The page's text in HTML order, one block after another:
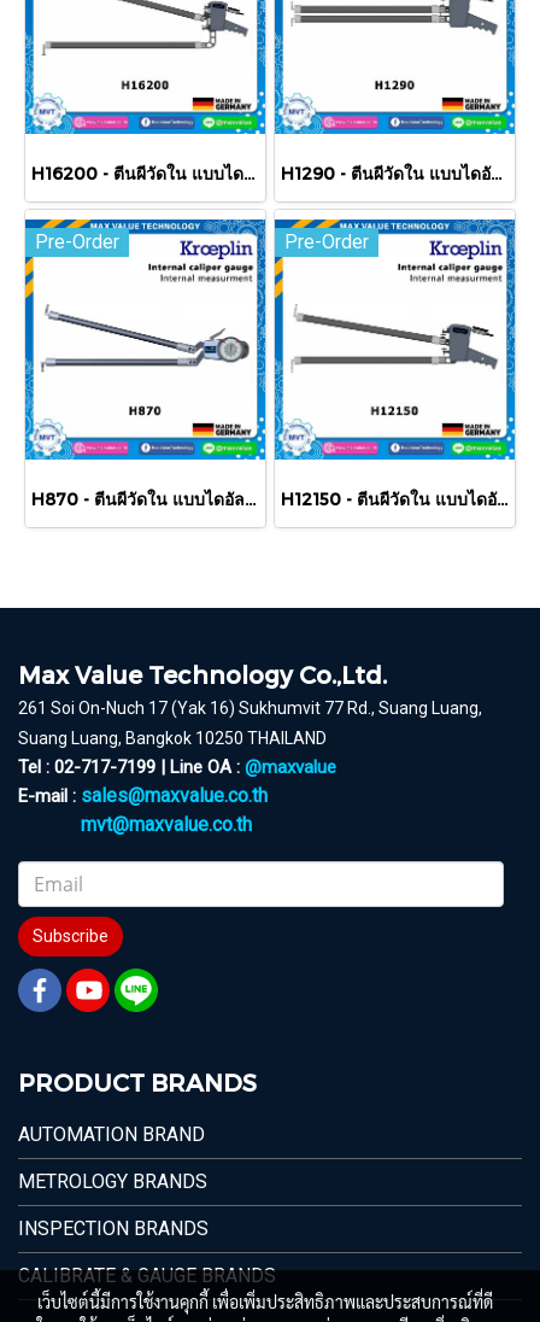
H16200 - ตีนผีวัดใน แบบไดอัล/แบบสเกล 200-400 mm H1290 - ตีนผีวัดใน แบบไดอัล/แบบสเกล 90-190 mm
Pre-Order
H870 - ตีนผีวัดใน แบบไดอัล/แบบสเกล 70-170 mm
Pre-Order
H12150 - ตีนผีวัดใน แบบไดอัล/แบบสเกล 150-250 mm
Max Value Technology Co.,Ltd.
261 Soi On-Nuch 17 (Yak 16) Sukhumvit 77 Rd., Suang Luang,
Suang Luang, Bangkok 10250 THAILAND
Tel : 02-717-7199 | Line OA : @maxvalue
E-mail : sales@maxvalue.co.th
mvt@maxvalue.co.th
Subscribe
PRODUCT BRANDS
AUTOMATION BRAND
METROLOGY BRANDS
INSPECTION BRANDS
CALIBRATE & GAUGE BRANDS
เว็บไซต์นี้มีการใช้งานคุกกี้ เพื่อเพิ่มประสิทธิภาพและประสบการณ์ที่ดี